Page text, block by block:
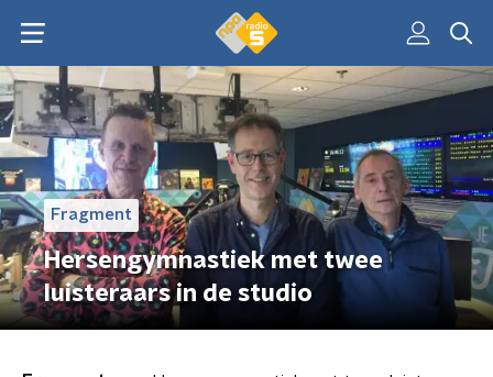
Fragment
Hersengymnastiek met twee
luisteraars in de studio